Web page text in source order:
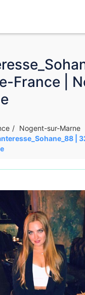
France |
Nogent-sur-Marne
|